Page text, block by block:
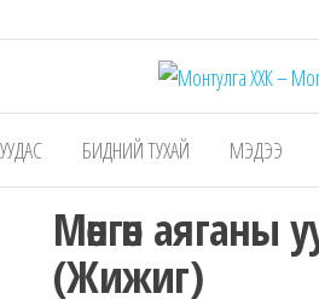
Montulga LLC
БИДНИЙ ТУХАЙ МЭДЭЭ
Мөнгөн аяганы
(Жижиг)